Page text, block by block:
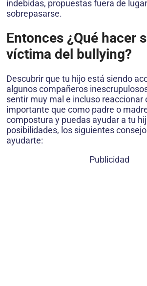
indebidas, propuestas fuera de
sobrepasarse.
Entonces ¿Qué hacer
víctima del bullying?
Descubrir que tu hijo está siendo
algunos compañeros
sentir muy mal e incluso reaccionar
importante que como padre o
compostura y puedas ayudar a tu
posibilidades, los siguientes
ayudarte:
Publicidad